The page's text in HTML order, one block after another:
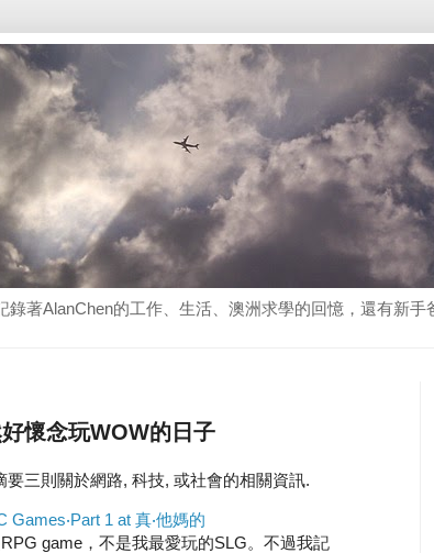
錄著AlanChen的工作、生活、澳洲求學的回憶，還有新手
懷念玩WOW的日子
要三則關於網路, 科技, 或社會的相關資訊.
Games‧Part 1 at 真‧他媽的
game，不是我最愛玩的SLG。不過我記